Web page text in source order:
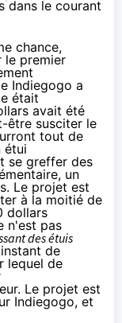
dans le courant
chance,
le premier
Indiegogo a
était
avait été
être susciter le
tout de
étui
se greffer des
un
Le projet est
à la moitié de
dollars
n'est pas
des étuis
de
lequel de
Le projet est
Indiegogo, et